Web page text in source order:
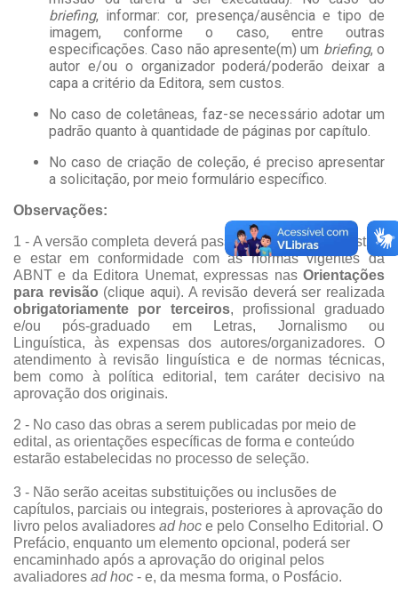
briefing, informar: cor, presença/ausência e tipo de
imagem, conforme o caso, entre outras
especificações. Caso não apresente(m) um briefing, o
autor e/ou o organizador poderá/poderão deixar a
capa a critério da Editora, sem custos.
No caso de coletâneas, faz-se necessário adotar um
padrão quanto à quantidade de páginas por capítulo.
No caso de criação de coleção, é preciso apresentar
a solicitação, por meio formulário específico.
Observações:
1 -A versão completa deverá passar por revisão linguística
e estar em conformidade com as normas vigentes da
ABNT e da Editora Unemat, expressas nas Orientações
para revisão (clique aqui). A revisão deverá ser realizada
obrigatoriamente por terceiros, profissional graduado
e/ou pós-graduado em Letras, Jornalismo ou
Linguística, às expensas dos autores/organizadores.
O
atendimento à revisão linguística e de normas técnicas,
bem como à política editorial, tem caráter decisivo na
aprovação dos originais.
2 - No caso das obras a serem publicadas por meio de
edital, as orientações específicas de forma e conteúdo
estarão estabelecidas no processo de seleção.
3 - Não serão aceitas substituições ou inclusões de
capítulos, parciais ou integrais, posteriores à aprovação do
livro pelos avaliadores ad hoc e pelo Conselho Editorial. O
Prefácio, enquanto um elemento opcional, poderá ser
encaminhado após a aprovação do original pelos
avaliadores ad hoc - e, da mesma forma, o Posfácio.